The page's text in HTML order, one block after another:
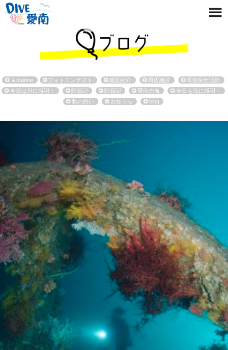
＆marine フォトコンテスト 施設紹介 周辺施設
環境保全活動
今日は川に感謝！
陸日記 陸日記 愛南の海
今日も海に感謝！
私の想い
お知らせ blog